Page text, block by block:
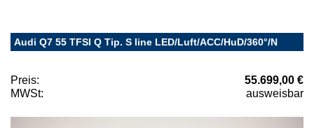
Audi Q7 55 TFSI Q Tip. S line LED/Luft/ACC/HuD/360°/N
Preis:
55.699,00 €
MWSt:
ausweisbar